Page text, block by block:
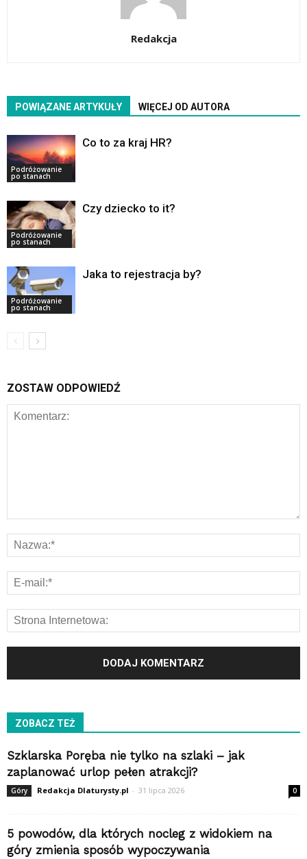
Redakcja
POWIĄZANE ARTYKUŁY WIĘCEJ OD AUTORA
Podróżowanie
po stanach
Co to za kraj HR?
Podróżowanie
po stanach
Czy dziecko to it?
Podróżowanie
po stanach
Jaka to rejestracja by?
ZOSTAW ODPOWIEDŹ
ZOBACZ TEŻ
Szklarska Poręba nie tylko na szlaki – jak
zaplanować urlop pełen atrakcji?
Góry Redakcja Dlaturysty.pl - 31 lipca 2026 0
5 powodów, dla których nocleg z widokiem na
góry zmienia sposób wypoczywania